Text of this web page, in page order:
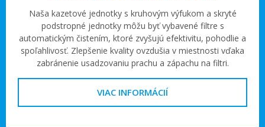
Naša kazetové jednotky s kruhovým výfukom a skryté
podstropné jednotky môžu byť vybavené filtre s
automatickým čistením, ktoré zvyšujú efektivitu, pohodlie a
spoľahlivosť. Zlepšenie kvality ovzdušia v miestnosti vďaka
zabránenie usadzovaniu prachu a zápachu na filtri.
VIAC INFORMÁCIÍ